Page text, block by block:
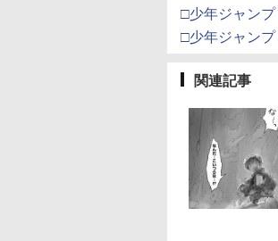
□少年ジャン
□少年ジャン
関連記事